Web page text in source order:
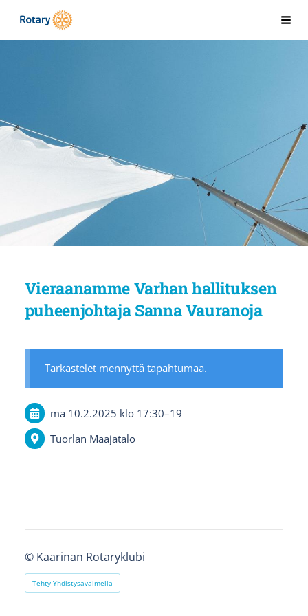
Siirry
Kaarinan Rotaryklubi
Vieraanamme Varhan hallituksen
puheenjohtaja Sanna Vauranoja
Tarkastelet mennyttä tapahtumaa.
ma 10.2.2025 klo 17:30–19
Tuorlan Maajatalo
© Kaarinan Rotaryklubi
Tehty Yhdistysavaimella